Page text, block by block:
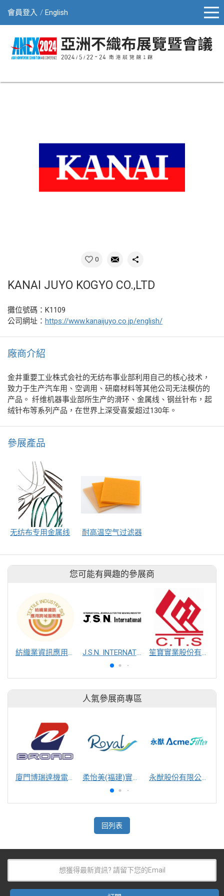
會員登入 English
0
KANAI JUYO KOGYO CO.,LTD
攤位號碼：K1109
公司網址： https://www.kanaijuyo.co.jp/english/
廠商介紹
金井重要工业株式会社的无纺布事业部利用自己的核心技术，
致力于生产汽车用、空调用、研磨材料等其他公司无法模仿的
产品。 纤维机器事业部所生产的滑环、金属线、钢丝针布，起
绒针布等系列产品，在世界上深受喜爱超过130年。
參展產品
无纺布专用金属线 耐高温空气过滤器
您可能有興趣的參展商
紡織業資訊應用跨域服務團 J.S.N. INTERNATIONAL, INC. 笙寶實業股份有限公司
人氣參展商專區
廈門博瑞達機電工程有限公司 柔怡美(福建)實業股份有限公司 永猷股份有限公司
回列表